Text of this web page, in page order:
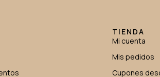
TIENDA
Mi cuenta
Mis pedidos
Cupones